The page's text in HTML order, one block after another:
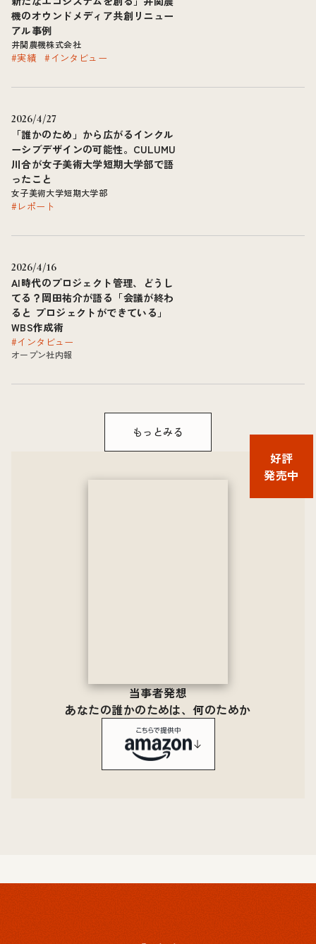
機のオウンドメディア共創リニュー
アル事例
井関農機株式会社
#実績 #インタビュー
「誰かのため」から広がるインクル
ーシブデザインの可能性。CULUMU
川合が女子美術大学短期大学部で語
ったこと
2026/4/27
女子美術大学短期大学部
#レポート
AI時代のプロジェクト管理、どうし
てる？岡田祐介が語る「会議が終わ
ると プロジェクトができている」
WBS作成術
2026/4/16
#インタビュー
オープン社内報
もっとみる
当事者発想
あなたの誰かのためは、何のためか
好評
発売中